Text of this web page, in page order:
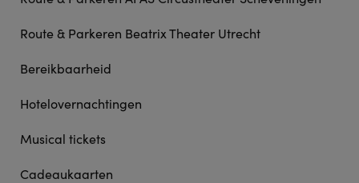
Route & Parkeren Beatrix Theater Utrecht
Bereikbaarheid
Hotelovernachtingen
Musical tickets
Cadeaukaarten